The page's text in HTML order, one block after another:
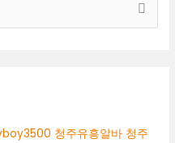
청주유흥알바 청주